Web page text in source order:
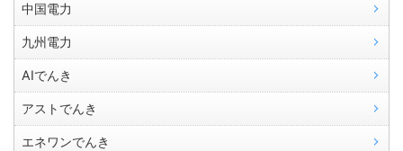
中国電力
九州電力
AIでんき
アストでんき
エネワンでんき